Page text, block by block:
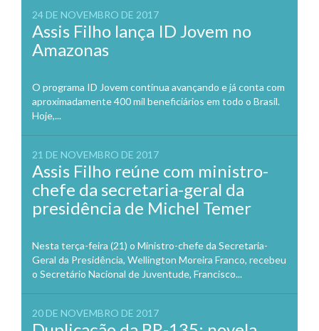
24 DE NOVEMBRO DE 2017
Assis Filho lança ID Jovem no
Amazonas
O programa ID Jovem continua avançando e já conta com
aproximadamente 400 mil beneficiários em todo o Brasil.
Hoje,...
21 DE NOVEMBRO DE 2017
Assis Filho reúne com ministro-
chefe da secretaria-geral da
presidência de Michel Temer
Nesta terça-feira (21) o Ministro-chefe da Secretaria-
Geral da Presidência, Wellington Moreira Franco, recebeu
o Secretário Nacional de Juventude, Francisco...
20 DE NOVEMBRO DE 2017